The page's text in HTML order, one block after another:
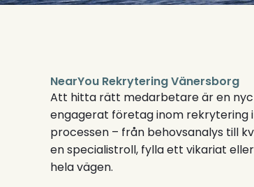
NearYou Rekrytering Vänersborg
Att hitta rätt medarbetare är en
engagerat företag inom rekrytering
processen – från behovsanalys till
en specialistroll, fylla ett vikariat
hela vägen.